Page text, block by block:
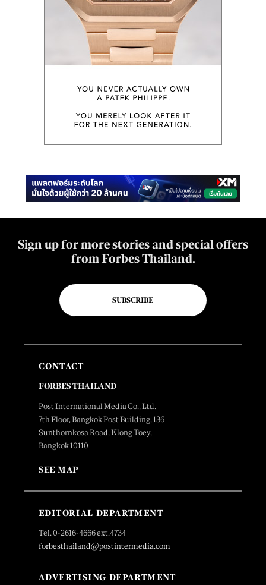
Sign up for more stories and special offers
from Forbes Thailand.
SUBSCRIBE
CONTACT
FORBES THAILAND
Post International Media Co., Ltd.
7th Floor, Bangkok Post Building, 136
Sunthornkosa Road, Klong Toey,
Bangkok 10110
SEE MAP
EDITORIAL DEPARTMENT
Tel. 0-2616-4666 ext.4734
forbesthailand@postintermedia.com
ADVERTISING DEPARTMENT